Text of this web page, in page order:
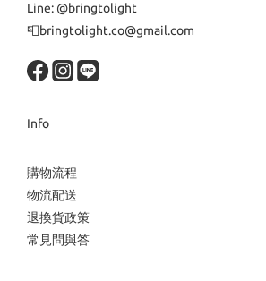
Line: @bringtolight
📮bringtolight.co@gmail.com
Info
購物流程
物流配送
退換貨政策
常見問與答